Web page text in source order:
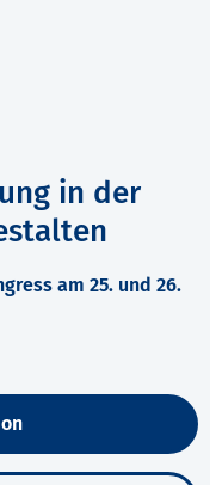
in der
am 25. und 26.